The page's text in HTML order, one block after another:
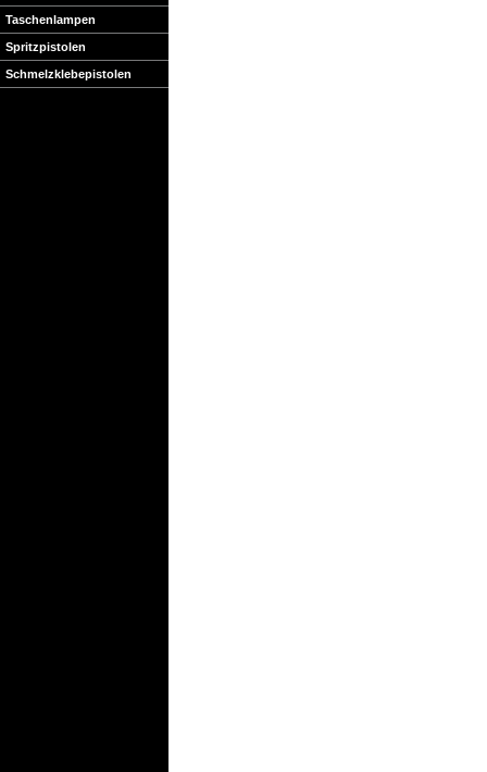
Taschenlampen
Spritzpistolen
Schmelzklebepistolen